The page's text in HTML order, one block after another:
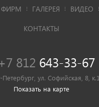
ФИРМ ГАЛЕРЕЯ ВИДЕО
КОНТАКТЫ
812 643-33-67
Петербург, ул. Софийская, 8, к.1
Показать на карте